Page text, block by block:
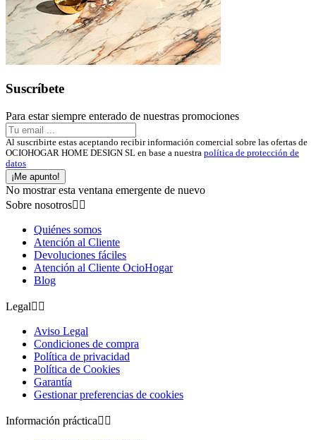
Suscríbete
Para estar siempre enterado de nuestras promociones
Al suscribirte estas aceptando recibir información comercial sobre las ofertas de
OCIOHOGAR HOME DESIGN SL en base a nuestra política de protección de
datos
¡Me apunto!
No mostrar esta ventana emergente de nuevo
Sobre nosotros 
Quiénes somos
Atención al Cliente
Devoluciones fáciles
Atención al Cliente OcioHogar
Blog
Legal 
Aviso Legal
Condiciones de compra
Política de privacidad
Política de Cookies
Garantía
Gestionar preferencias de cookies
Información práctica 